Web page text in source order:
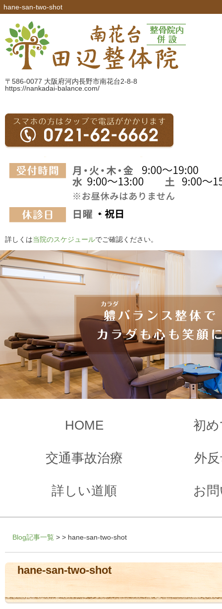
hane-san-two-shot
〒586-0077 大阪府河内長野市南花台2-8-8
https://nankadai-balance.com/
詳しくは当院のスケジュールでご確認ください。
HOME 初
交通事故治療 外
詳しい道順 お
Blog記事一覧 > > hane-san-two-shot
hane-san-two-shot